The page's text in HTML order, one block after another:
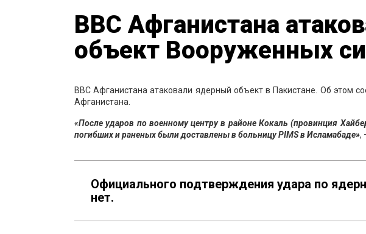
ВВС Афганистана
объект Вооруженных
ВВС Афганистана атаковали ядерный объект в Пакистане. Об этом
Афганистана.
«После ударов по военному центру в районе Кокаль (провинция
погибших и раненых были доставлены в больницу PIMS в Исламабаде»,
Официального подтверждения удара по
нет.